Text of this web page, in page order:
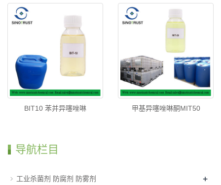
BIT10 苯并异噻唑啉 甲基异噻唑啉酮MIT50
导航栏目
工业杀菌剂 防腐剂 防雾剂 +